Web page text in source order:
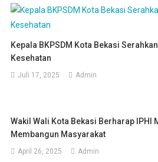
Kepala BKPSDM Kota Bekasi
Kesehatan
Juli 17, 2025 Admin
Wakil Wali Kota Bekasi Berharap IPHI
Membangun Masyarakat
April 26, 2025 Admin